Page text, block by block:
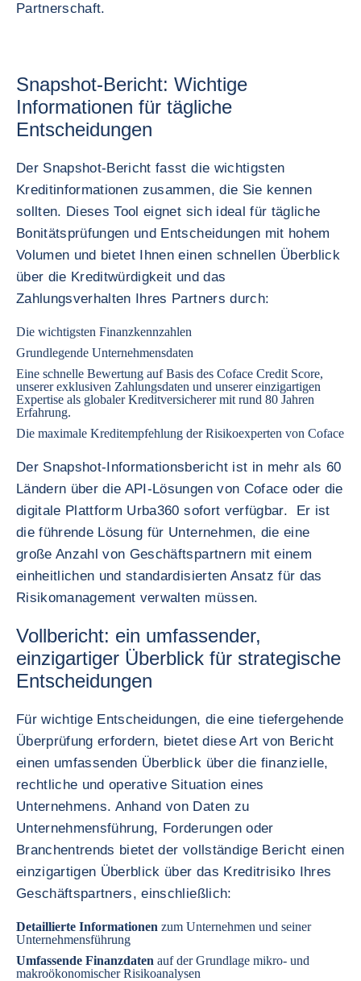
Partnerschaft.
Snapshot-Bericht: Wichtige
Informationen für tägliche
Entscheidungen
Der Snapshot-Bericht fasst die wichtigsten
Kreditinformationen zusammen, die Sie kennen
sollten. Dieses Tool eignet sich ideal für tägliche
Bonitätsprüfungen und Entscheidungen mit hohem
Volumen und bietet Ihnen einen schnellen Überblick
über die Kreditwürdigkeit und das
Zahlungsverhalten Ihres Partners durch:
Die wichtigsten Finanzkennzahlen
Grundlegende Unternehmensdaten
Eine schnelle Bewertung auf Basis des Coface Credit Score,
unserer exklusiven Zahlungsdaten und unserer einzigartigen
Expertise als globaler Kreditversicherer mit rund 80 Jahren
Erfahrung.
Die maximale Kreditempfehlung der Risikoexperten von Coface
Der Snapshot-Informationsbericht ist in mehr als 60
Ländern über die API-Lösungen von Coface oder die
digitale Plattform Urba360 sofort verfügbar. Er ist
die führende Lösung für Unternehmen, die eine
große Anzahl von Geschäftspartnern mit einem
einheitlichen und standardisierten Ansatz für das
Risikomanagement verwalten müssen.
Vollbericht: ein umfassender,
einzigartiger Überblick für strategische
Entscheidungen
Für wichtige Entscheidungen, die eine tiefergehende
Überprüfung erfordern, bietet diese Art von Bericht
einen umfassenden Überblick über die finanzielle,
rechtliche und operative Situation eines
Unternehmens. Anhand von Daten zu
Unternehmensführung, Forderungen oder
Branchentrends bietet der vollständige Bericht einen
einzigartigen Überblick über das Kreditrisiko Ihres
Geschäftspartners, einschließlich:
Detaillierte Informationen zum Unternehmen und seiner
Unternehmensführung
Umfassende Finanzdaten auf der Grundlage mikro- und
makroökonomischer Risikoanalysen